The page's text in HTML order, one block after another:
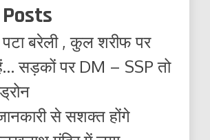
पटा बरेली , कुल शरीफ पर
सड़कों पर DM – SSP तो
से सशक्त होंगे